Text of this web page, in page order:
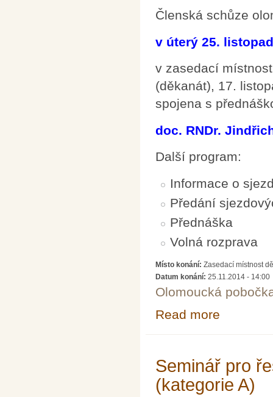
Členská schůze
v úterý 25.
v zasedací
(děkanát), 17.
spojena s
doc. RNDr.
Další program:
Informace o
Předání
Přednáška
Volná rozprava
Místo konání: Zasedací místnost
Datum konání: 25.11.2014 - 14:00
Olomoucká
Read more
Seminář pro
(kategorie A)